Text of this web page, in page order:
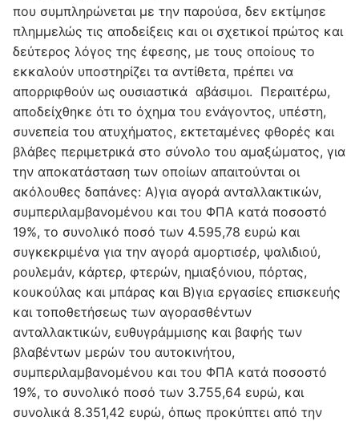
που συμπληρώνεται με την παρούσα, δεν εκτίμησε
πλημμελώς τις αποδείξεις και οι σχετικοί πρώτος και
δεύτερος λόγος της έφεσης, με τους οποίους το
εκκαλούν υποστηρίζει τα αντίθετα, πρέπει να
απορριφθούν ως ουσιαστικά αβάσιμοι. Περαιτέρω,
αποδείχθηκε ότι το όχημα του ενάγοντος, υπέστη,
συνεπεία του ατυχήματος, εκτεταμένες φθορές και
βλάβες περιμετρικά στο σύνολο του αμαξώματος, για
την αποκατάσταση των οποίων απαιτούνται οι
ακόλουθες δαπάνες: Α)για αγορά ανταλλακτικών,
συμπεριλαμβανομένου και του ΦΠΑ κατά ποσοστό
19%, το συνολικό ποσό των 4.595,78 ευρώ και
συγκεκριμένα για την αγορά αμορτισέρ, ψαλιδιού,
ρουλεμάν, κάρτερ, φτερών, ημιαξόνιου, πόρτας,
κουκούλας και μπάρας και Β)για εργασίες επισκευής
και τοποθετήσεως των αγορασθέντων
ανταλλακτικών, ευθυγράμμισης και βαφής των
βλαβέντων μερών του αυτοκινήτου,
συμπεριλαμβανομένου και του ΦΠΑ κατά ποσοστό
19%, το συνολικό ποσό των 3.755,64 ευρώ, και
συνολικά 8.351,42 ευρώ, όπως προκύπτει από την